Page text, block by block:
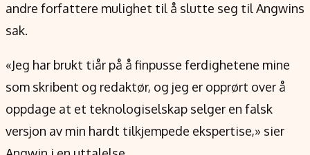
andre forfattere mulighet til å slutte seg til Angwins
sak.
«Jeg har brukt tiår på å finpusse ferdighetene mine
som skribent og redaktør, og jeg er opprørt over å
oppdage at et teknologiselskap selger en falsk
versjon av min hardt tilkjempede ekspertise,» sier